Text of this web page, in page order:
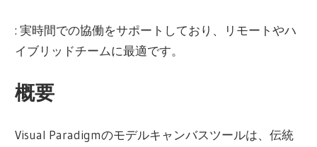
: 実時間での協働をサポートしており、リモートやハ
イブリッドチームに最適です。
概要
Visual Paradigmのモデルキャンバスツールは、伝統